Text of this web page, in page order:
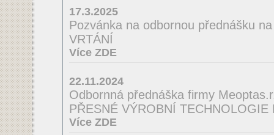
17.3.2025
Pozvánka na odbornou přednášku
VRTÁNÍ
Více ZDE
22.11.2024
Odbornná přednáška firmy
PŘESNÉ VÝROBNÍ
Více ZDE